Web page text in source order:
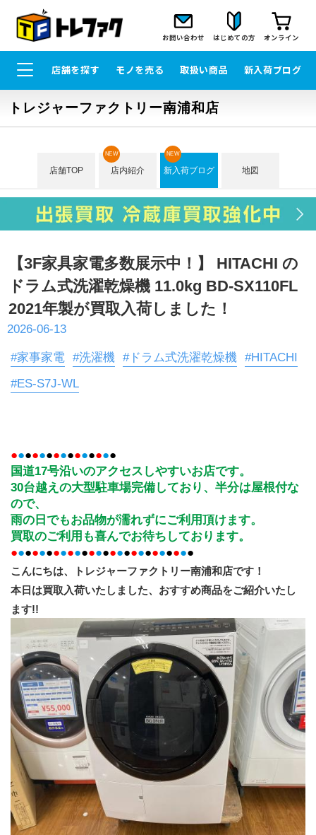
お問い合わせ はじめての方 オンライン
店舗を探す モノを売る 取扱い商品 新入荷ブログ
トレジャーファクトリー南浦和店
店舗TOP 店内紹介
NEW
新入荷ブログ
NEW
地図
【3F家具家電多数展示中！】 HITACHI の
ドラム式洗濯乾燥機 11.0kg BD-SX110FL
2021年製が買取入荷しました！
2026-06-13
#家事家電 #洗濯機 #ドラム式洗濯乾燥機
#HITACHI
#ES-S7J-WL
●●●●●●●●●●●●●●●
国道17号沿いのアクセスしやすいお店です。
30台越えの大型駐車場完備しており、半分は屋根付な
ので、
雨の日でもお品物が濡れずにご利用頂けます。
買取のご利用も喜んでお待ちしております。
●●●●●●●●●●●●●●●●●●●●●●●●●●
こんにちは、トレジャーファクトリー南浦和店です！
本日は買取入荷いたしました、おすすめ商品をご紹介いたし
ます!!